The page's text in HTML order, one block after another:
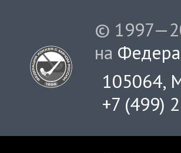
©
на
105064,
+7 (499)